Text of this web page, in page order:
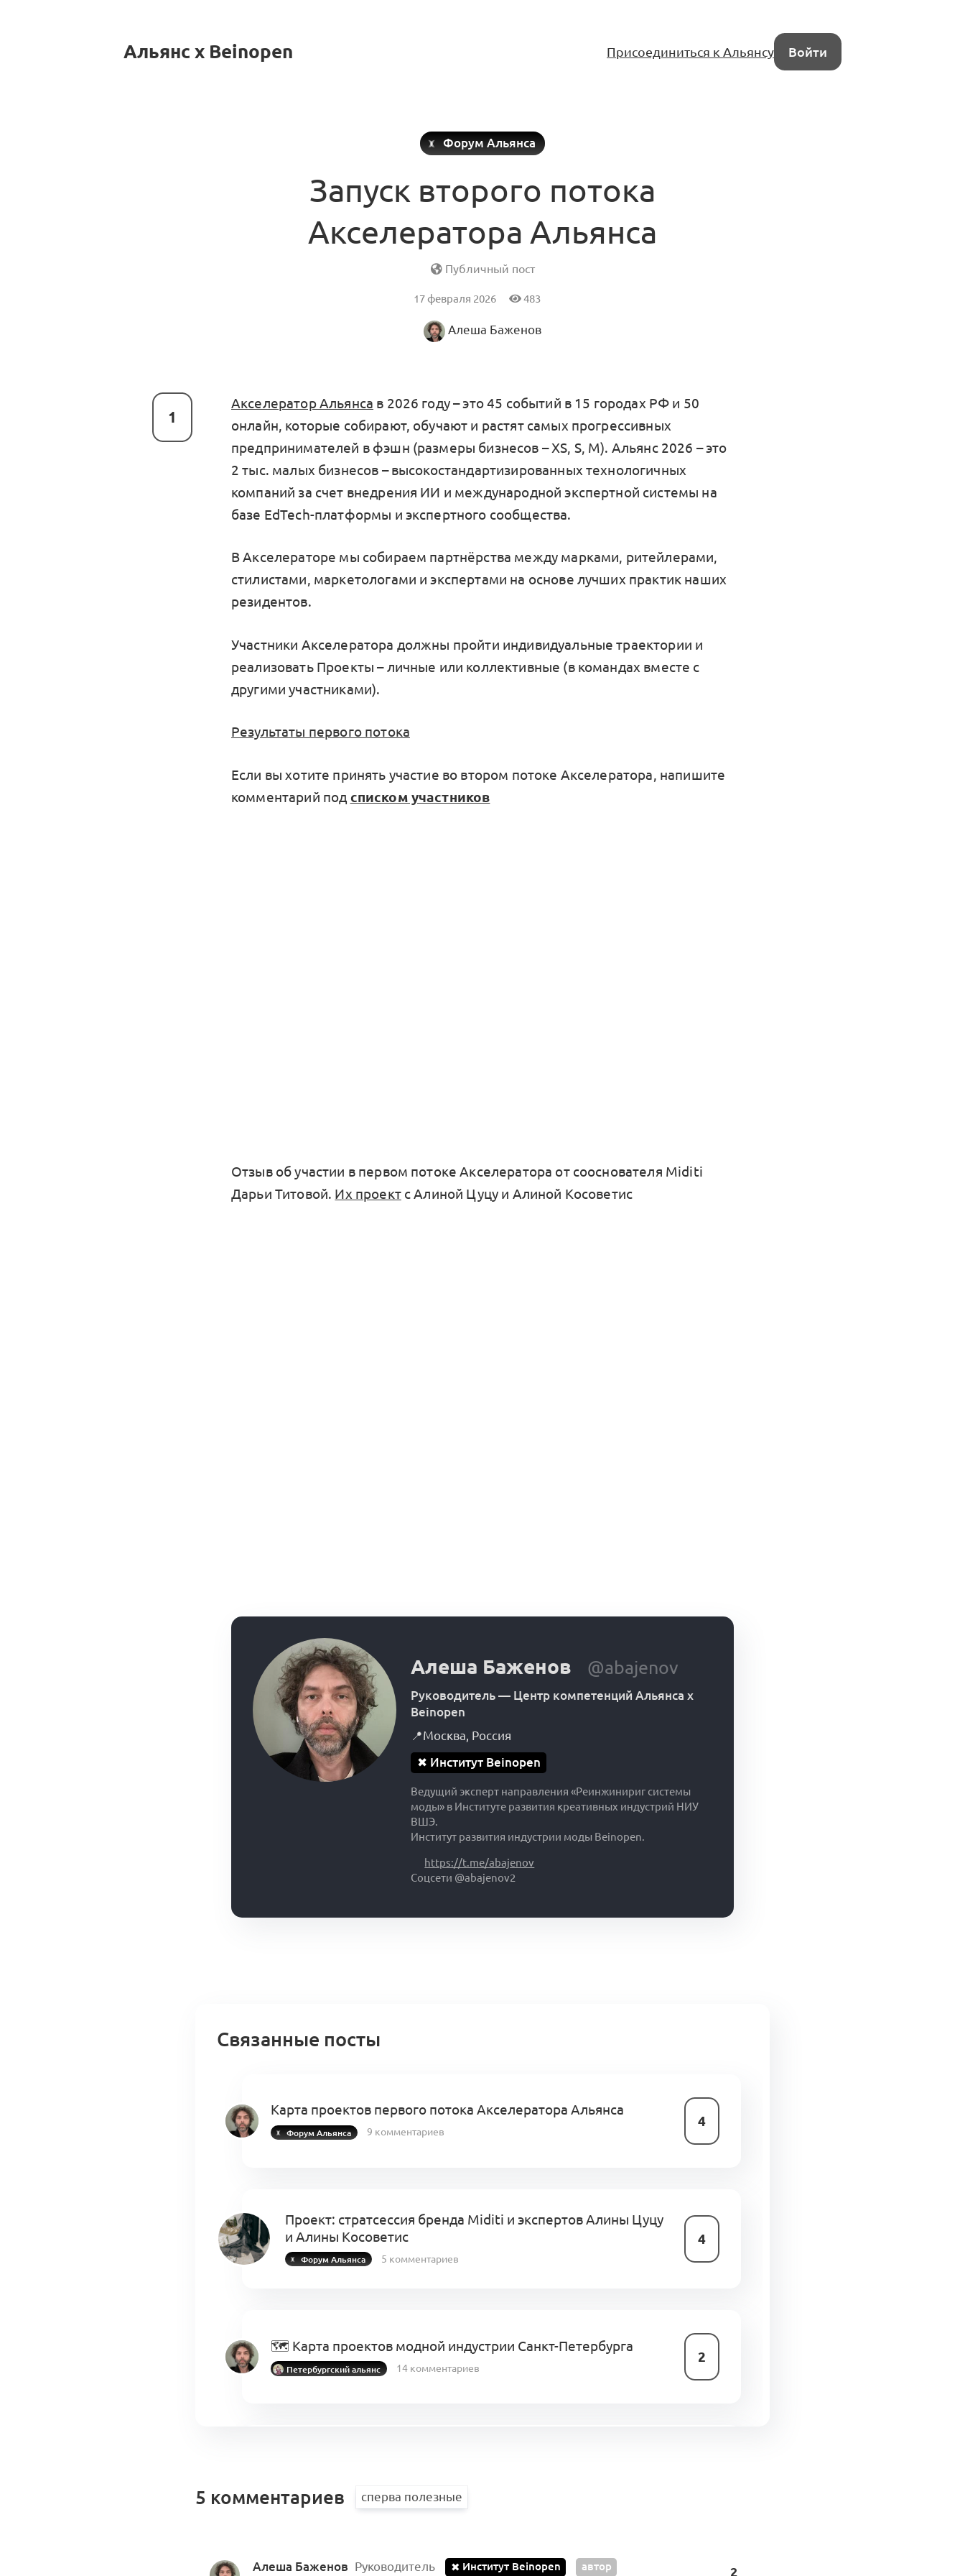
Альянс x Beinopen Присоединиться к Альянсу Войти
Форум Альянса
Запуск второго потока
Акселератора Альянса
Публичный пост
17 февраля 2026 483
Алеша Баженов
1
Акселератор Альянса в 2026 году – это 45 событий в 15 городах РФ и 50
онлайн, которые собирают, обучают и растят самых прогрессивных
предпринимателей в фэшн (размеры бизнесов – XS, S, M). Альянс 2026 – это
2 тыс. малых бизнесов – высокостандартизированных технологичных
компаний за счет внедрения ИИ и международной экспертной системы на
базе EdTech-платформы и экспертного сообщества.
В Акселераторе мы собираем партнёрства между марками, ритейлерами,
стилистами, маркетологами и экспертами на основе лучших практик наших
резидентов.
Участники Акселератора должны пройти индивидуальные траектории и
реализовать Проекты – личные или коллективные (в командах вместе с
другими участниками).
Результаты первого потока
Если вы хотите принять участие во втором потоке Акселератора, напишите
комментарий под списком участников
Отзыв об участии в первом потоке Акселератора от сооснователя Miditi
Дарьи Титовой. Их проектс Алиной Цуцу и Алиной Косоветис
Алеша Баженов @abajenov
Руководитель — Центр компетенций Альянса x
Beinopen
📍Москва Россия
✖ Институт Beinopen
Ведущий эксперт направления «Реинжинириг системы
моды» в Институте развития креативных индустрий НИУ
ВШЭ.
Институт развития индустрии моды Beinopen.
https://t.me/abajenov
Соцсети @abajenov2
Связанные посты
Карта проектов первого потока Акселератора Альянса
4
Форум Альянса 9 комментариев
Проект: стратсессия бренда Miditi и экспертов Алины Цуцу
и Алины Косоветис
4
Форум Альянса 5 комментариев
🗺 Карта проектов модной индустрии Санкт-Петербурга
2
Петербургский альянс 14 комментариев
5 комментариев
Алеша Баженов Руководитель ✖ Институт Beinopen автор 2